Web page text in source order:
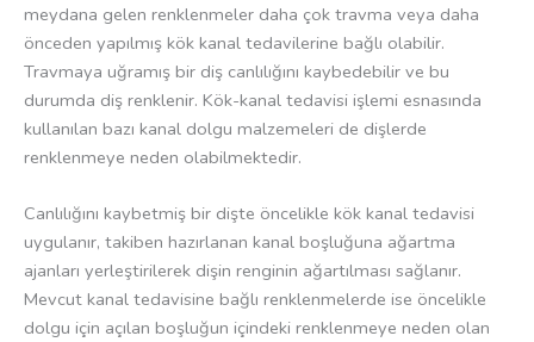
meydana gelen renklenmeler daha çok travma veya daha
önceden yapılmış kök kanal tedavilerine bağlı olabilir.
Travmaya uğramış bir diş canlılığını kaybedebilir ve bu
durumda diş renklenir. Kök-kanal tedavisi işlemi esnasında
kullanılan bazı kanal dolgu malzemeleri de dişlerde
renklenmeye neden olabilmektedir.
Canlılığını kaybetmiş bir dişte öncelikle kök kanal tedavisi
uygulanır, takiben hazırlanan kanal boşluğuna ağartma
ajanları yerleştirilerek dişin renginin ağartılması sağlanır.
Mevcut kanal tedavisine bağlı renklenmelerde ise öncelikle
dolgu için açılan boşluğun içindeki renklenmeye neden olan